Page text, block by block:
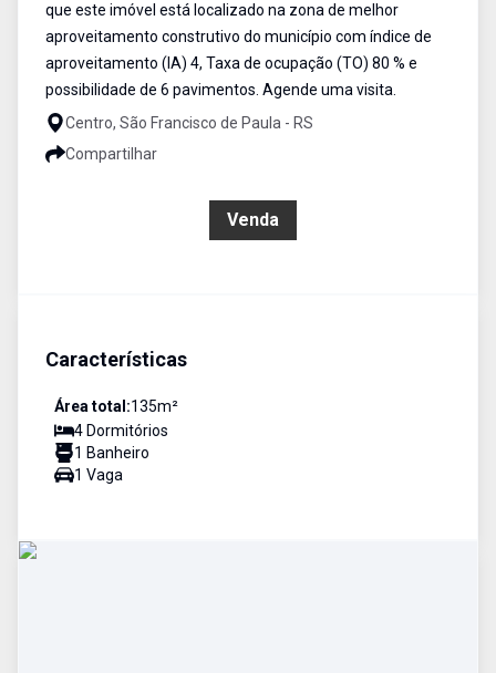
que este imóvel está localizado na zona de melhor
aproveitamento construtivo do município com índice de
aproveitamento (IA) 4, Taxa de ocupação (TO) 80 % e
possibilidade de 6 pavimentos. Agende uma visita.
Centro, São Francisco de Paula - RS
Compartilhar
Venda
Características
Área total:135m²
4 Dormitórios
1 Banheiro
1 Vaga